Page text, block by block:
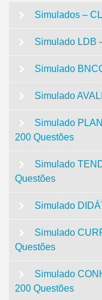
Simulados –
Simulado LDB
Simulado
Simulado
Simulado
200 Questões
Simulado
Questões
Simulado
Simulado
Questões
Simulado
200 Questões